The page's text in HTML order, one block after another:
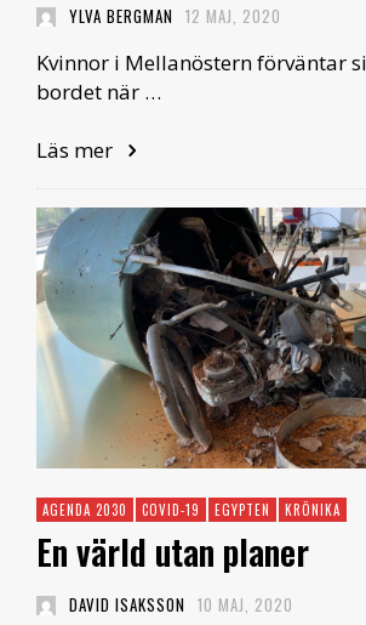
YLVA BERGMAN 12 MAJ, 2020
Kvinnor i Mellanöstern förväntar
bordet när …
Läs mer
AGENDA 2030 COVID-19 EGYPTEN KRÖNIKA
En värld utan planer
DAVID ISAKSSON 10 MAJ, 2020